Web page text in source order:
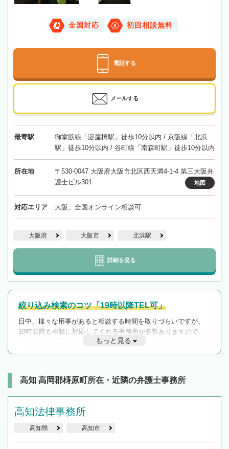
全国対応 初回相談無料
電話する
メールする
最寄駅
御堂筋線「淀屋橋駅」徒歩10分以内 / 京阪線「北浜
駅」徒歩10分以内 / 谷町線「南森町駅」徒歩10分以内
所在地
〒530-0047 大阪府大阪市北区西天満4-1-4 第三大阪弁
護士ビル301
地図
対応エリア 大阪、全国オンライン相談可
大阪府 大阪市 北浜駅
詳細を見る
絞り込み検索のコツ「19時以降TEL可」
日中、様々な用事があると相談する時間を取りづらいですが、
19時以降も相談に対応してくれる事務所が多数ありますので、
遅い時間の相談が増えそうな場合はそのような事務所に絞り込
んで検索してみましょう。
を加えて再検索
もっと見る
高知 高岡郡梼原町所在・近隣の弁護士事務所
高知法律事務所
高知県 高知市